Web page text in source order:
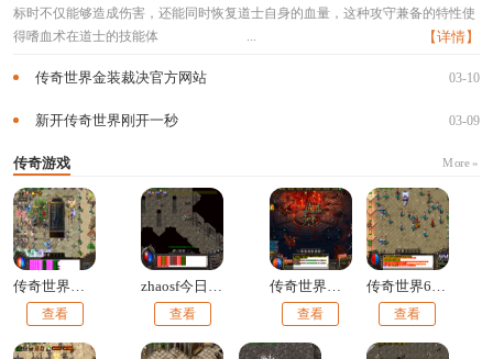
标时不仅能够造成伤害，还能同时恢复道士自身的血量，这种攻守兼备的特性使
得嗜血术在道士的技能体
... 【详情】
传奇世界金装裁决官方网站 03-10
新开传奇世界刚开一秒 03-09
传奇游戏 More »
传奇世界手游变态版本三职业
查看
zhaosf今日新开传奇世界
查看
传奇世界新开网站服
查看
传奇世界62区
查看